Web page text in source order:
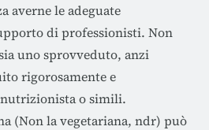
averne le adeguate
di professionisti. Non
uno sprovveduto, anzi
rigorosamente e
o simili.
(Non la vegetariana, ndr) può